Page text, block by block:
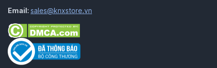
Email: sales@knxstore.vn